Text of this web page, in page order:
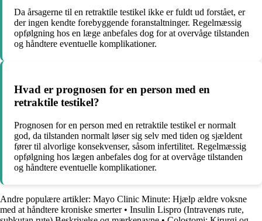
Da årsagerne til en retraktile testikel ikke er fuldt ud forstået, er
der ingen kendte forebyggende foranstaltninger. Regelmæssig
opfølgning hos en læge anbefales dog for at overvåge tilstanden
og håndtere eventuelle komplikationer.
Hvad er prognosen for en person med en
retraktile testikel?
Prognosen for en person med en retraktile testikel er normalt
god, da tilstanden normalt løser sig selv med tiden og sjældent
fører til alvorlige konsekvenser, såsom infertilitet. Regelmæssig
opfølgning hos lægen anbefales dog for at overvåge tilstanden
og håndtere eventuelle komplikationer.
Andre populære artikler: Mayo Clinic Minute: Hjælp ældre voksne
med at håndtere kroniske smerter• Insulin Lispro (Intravenøs rute,